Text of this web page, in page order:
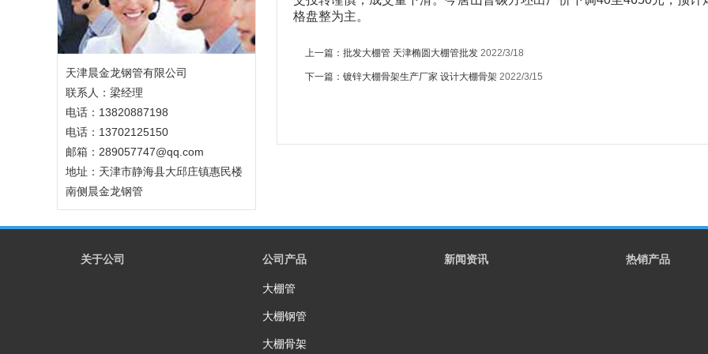
天津晨金龙钢管有限公司
联系人：梁经理
电话：13820887198
电话：13702125150
邮箱：289057747@qq.com
地址：天津市静海县大邱庄镇惠民楼
南侧晨金龙钢管
格盘整为主。
上一篇： 批发大棚管 天津椭圆大棚管批发 2022/3/18
下一篇： 镀锌大棚骨架生产厂家 设计大棚骨架 2022/3/15
关于公司 公司产品
大棚管
大棚钢管
大棚骨架
新闻资讯 热销产品